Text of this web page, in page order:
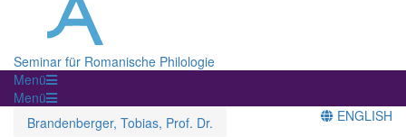
Seminar für Romanische Philologie
Menü
Menü
Brandenberger, Tobias, Prof. Dr.
ENGLISH